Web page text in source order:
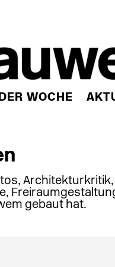
WOCHE
gebaut hat.